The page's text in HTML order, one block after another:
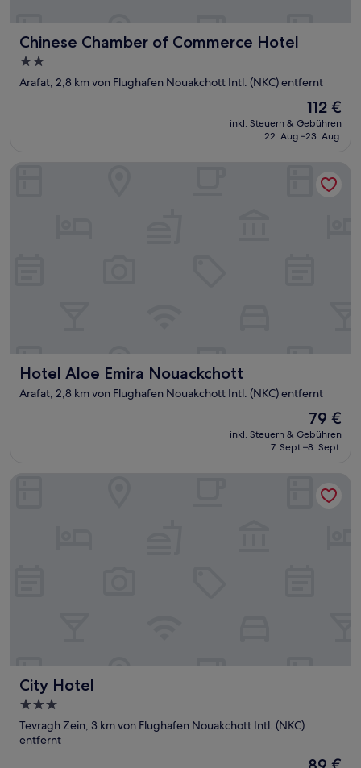
Chinese Chamber of Commerce Hotel
Chinese Chamber of Commerce Hotel
2.0-
Sterne-
Arafat, 2,8 km von Flughafen Nouakchott Intl. (NKC) entfernt
Der
Preis
beträgt
112 €
inkl. Steuern & Gebühren
22. Aug.–23. Aug.
Hotel Aloe Emira Nouackchott
Hotel Aloe Emira Nouackchott
Arafat, 2,8 km von Flughafen Nouakchott Intl. (NKC) entfernt
Der
Preis
beträgt
79 €
inkl. Steuern & Gebühren
7. Sept.–8. Sept.
Hotel Aloe Emira Nouackchott
City Hotel
City Hotel
3.0-
Sterne-
Unterkunft
Tevragh Zein, 3 km von Flughafen Nouakchott Intl. (NKC)
entfernt
Der